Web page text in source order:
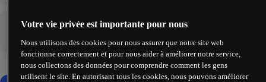
Votre vie privée est importante pour nous
Nous utilisons des cookies pour nous assurer que notre site web
fonctionne correctement et pour nous aider à améliorer notre service,
nous collectons des données pour comprendre comment les gens
utilisent le site. En autorisant tous les cookies, nous pouvons améliorer